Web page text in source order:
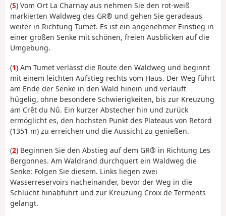
(S) Vom Ort La Charnay aus nehmen Sie den rot-weiß
markierten Waldweg des GR® und gehen Sie geradeaus
weiter in Richtung Tumet. Es ist ein angenehmer Einstieg in
einer großen Senke mit schönen, freien Ausblicken auf die
Umgebung.
(1) Am Tumet verlässt die Route den Waldweg und beginnt
mit einem leichten Aufstieg rechts vom Haus. Der Weg führt
am Ende der Senke in den Wald hinein und verläuft
hügelig, ohne besondere Schwierigkeiten, bis zur Kreuzung
am Crêt du Nû. Ein kurzer Abstecher hin und zurück
ermöglicht es, den höchsten Punkt des Plateaus von Retord
(1351 m) zu erreichen und die Aussicht zu genießen.
(2) Beginnen Sie den Abstieg auf dem GR® in Richtung Les
Bergonnes. Am Waldrand durchquert ein Waldweg die
Senke: Folgen Sie diesem. Links liegen zwei
Wasserreservoirs nacheinander, bevor der Weg in die
Schlucht hinabführt und zur Kreuzung Croix de Terments
gelangt.